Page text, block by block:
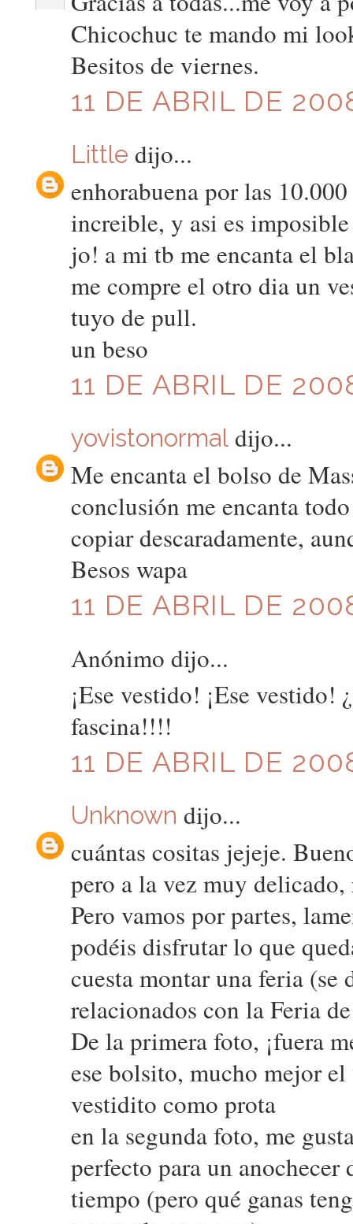
Chicochuc te mando mi
Besitos de viernes.
11 DE ABRIL DE
Little dijo...
enhorabuena por las
increible, y asi es
jo! a mi tb me encanta el
me compre el otro dia un
tuyo de pull.
un beso
11 DE ABRIL DE
yovistonormaldijo...
Me encanta el bolso de
conclusión me encanta
copiar descaradamente,
Besos wapa
11 DE ABRIL DE
Anónimo dijo...
¡Ese vestido! ¡Ese
fascina!!!!
11 DE ABRIL DE
Unknown dijo...
cuántas cositas jejeje.
pero a la vez muy
Pero vamos por partes,
podéis disfrutar lo que
cuesta montar una feria (se
relacionados con la Feria
De la primera foto, ¡fuera
ese bolsito, mucho mejor
vestidito como prota
en la segunda foto, me
perfecto para un anochecer
tiempo (pero qué ganas